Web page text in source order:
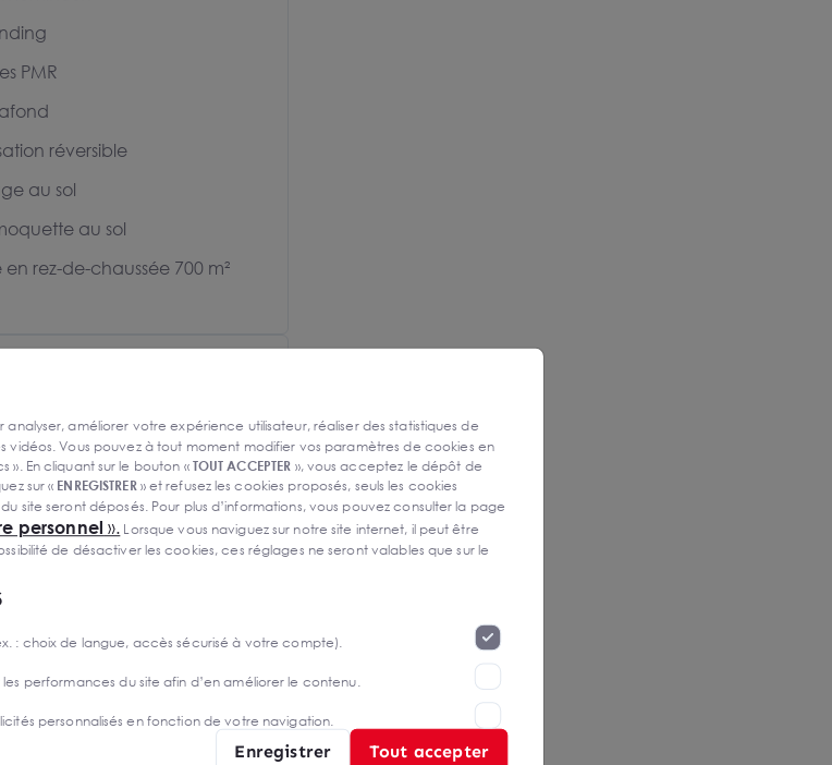
PMR
réversible
au sol
au sol
en rez-de-chaussée 700 m²
analyser, améliorer votre expérience utilisateur, réaliser des statistiques de
vidéos. Vous pouvez à tout moment modifier vos paramètres de cookies en
En cliquant sur le bouton «TOUT ACCEPTER », vous acceptez le dépôt de
sur « ENREGISTRER» et refusez les cookies proposés, seuls les cookies
site seront déposés. Pour plus d’informations, vous pouvez consulter la page
personnel ». Lorsque vous naviguez sur notre site internet, il peut être
de désactiver les cookies, ces réglages ne seront valables que sur le
: choix de langue, accès sécurisé à votre compte).
performances du site afin d’en améliorer le contenu.
personnalisés en fonction de votre navigation.
Enregistrer Tout accepter